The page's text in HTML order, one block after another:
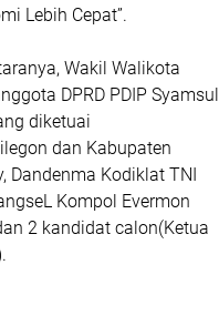
Lebih Cepat”.
Wakil Walikota
DPRD PDIP Syamsul
diketuai
dan Kabupaten
Dandenma Kodiklat TNI
Kompol Evermon
2 kandidat calon(Ketua